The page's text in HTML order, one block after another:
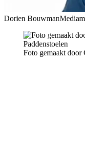
Dorien Bouwman
Foto gemaakt